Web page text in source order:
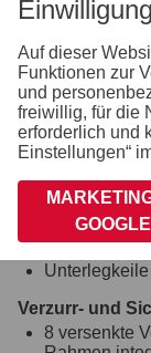
Fahrgestell
Ladefläche
15 mm stark
Räder und
Verzurr- und
8 versenkte
Auf dieser
Funktionen zur
und
freiwillig, für die
erforderlich und
Einstellungen“